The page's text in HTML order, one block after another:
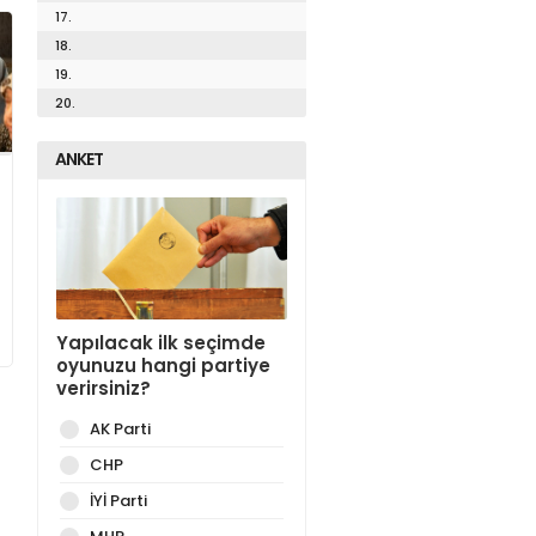
17.
18.
19.
20.
ANKET
Yapılacak ilk seçimde
oyunuzu hangi partiye
verirsiniz?
AK Parti
CHP
İYİ Parti